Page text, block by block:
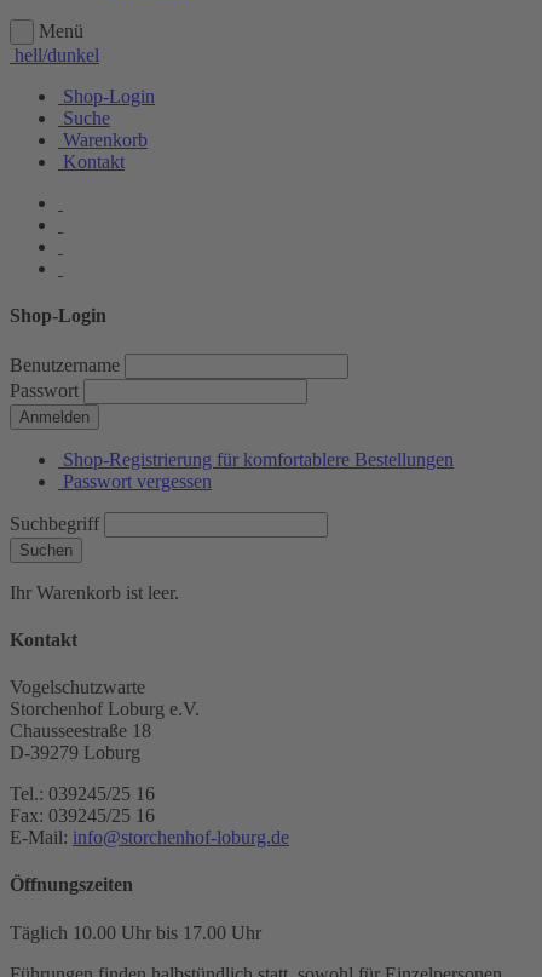
Menü
hell/dunkel
Shop-Login
Suche
Warenkorb
Kontakt
Shop-Login
Benutzername
Passwort
Anmelden
Shop-Registrierung für komfortablere Bestellungen
Passwort vergessen
Suchbegriff
Suchen
Ihr Warenkorb ist leer.
Kontakt
Vogelschutzwarte
Storchenhof Loburg e.V.
Chausseestraße 18
D-39279 Loburg
Tel.: 039245/25 16
Fax: 039245/25 16
E-Mail: info@storchenhof-loburg.de
Öffnungszeiten
Täglich 10.00 Uhr bis 17.00 Uhr